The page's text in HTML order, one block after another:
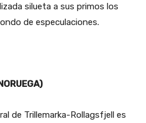
silueta a sus primos los
de especulaciones.
de Trillemarka-Rollagsfjell es